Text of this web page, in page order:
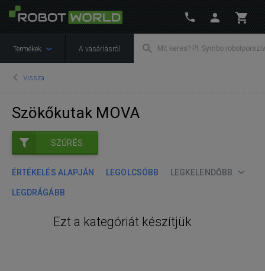
Termékek A vásárlásról
Vissza
Szökőkutak MOVA
SZŰRÉS
ÉRTÉKELÉS ALAPJÁN LEGOLCSÓBB LEGKELENDŐBB
LEGDRÁGÁBB
Ezt a kategóriát készítjük